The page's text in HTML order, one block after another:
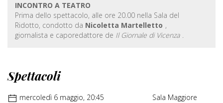
INCONTRO A TEATRO
Prima dello spettacolo, alle ore 20.00 nella Sala del
Ridotto, condotto da Nicoletta Martelletto ,
giornalista e caporedattore de Il Giornale di Vicenza .
Spettacoli
mercoledì 6 maggio, 20:45 Sala Maggiore